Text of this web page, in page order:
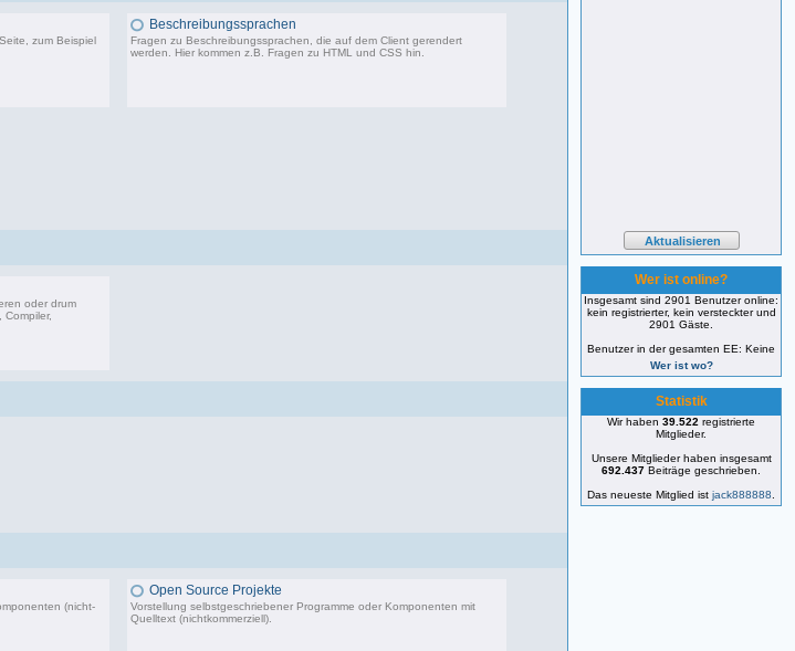
zum Beispiel
Beschreibungssprachen
Fragen zu Beschreibungssprachen, die auf dem Client gerendert
werden. Hier kommen z.B. Fragen zu HTML und CSS hin.
oder drum
(nicht-
Open Source Projekte
Vorstellung selbstgeschriebener Programme oder Komponenten mit
Quelltext (nichtkommerziell).
Wer ist online?
Insgesamt sind 2901 Benutzer online:
kein registrierter, kein versteckter und
2901 Gäste.
Benutzer in der gesamten EE: Keine
Wer ist wo?
Statistik
Wir haben 39.522 registrierte
Mitglieder.
Unsere Mitglieder haben insgesamt
692.437 Beiträge geschrieben.
Das neueste Mitglied ist jack888888.